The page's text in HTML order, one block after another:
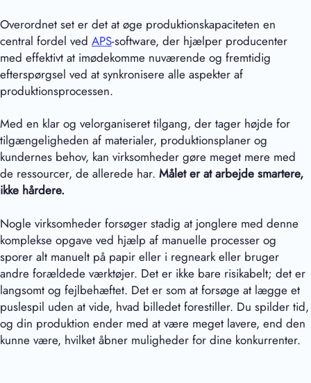
Overordnet set er det at øge produktionskapaciteten en
central fordel ved APS-software, der hjælper producenter
med effektivt at imødekomme nuværende og fremtidig
efterspørgsel ved at synkronisere alle aspekter af
produktionsprocessen.
Med en klar og velorganiseret tilgang, der tager højde for
tilgængeligheden af materialer, produktionsplaner og
kundernes behov, kan virksomheder gøre meget mere med
de ressourcer, de allerede har. Målet er at arbejde smartere,
ikke hårdere.
Nogle virksomheder forsøger stadig at jonglere med denne
komplekse opgave ved hjælp af manuelle processer og
sporer alt manuelt på papir eller i regneark eller bruger
andre forældede værktøjer. Det er ikke bare risikabelt; det er
langsomt og fejlbehæftet. Det er som at forsøge at lægge et
puslespil uden at vide, hvad billedet forestiller. Du spilder tid,
og din produktion ender med at være meget lavere, end den
kunne være, hvilket åbner muligheder for dine konkurrenter.